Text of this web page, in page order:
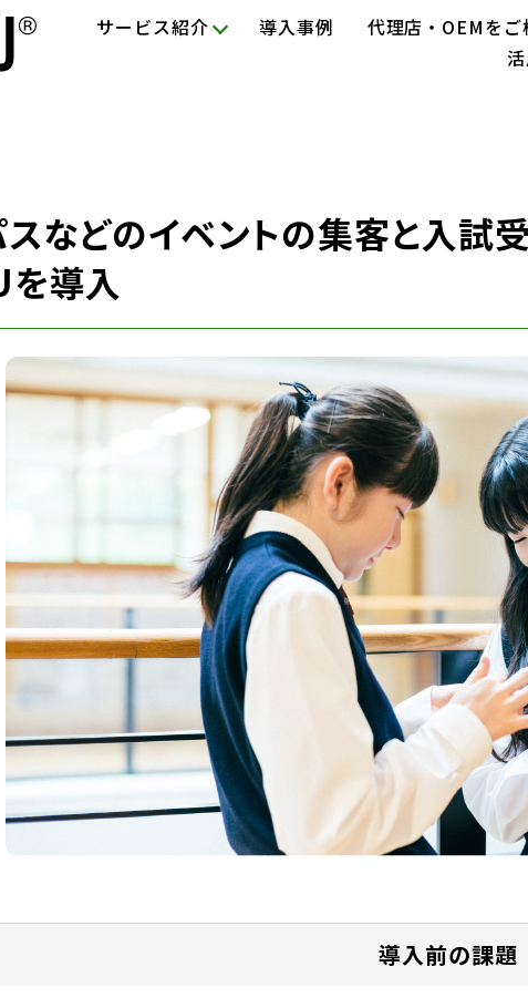
サービス紹介 導入事例
代理店・OEMをご
スなどのイベントの集客と入試
導入
導入前の課題